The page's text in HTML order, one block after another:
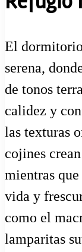
El
serena,
de tonos
calidez y
las texturas
cojines
mientras
vida y
como el
lamparitas